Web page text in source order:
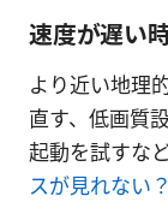
速度が遅い
より近い地理
直す、低画質
起動を試すな
スが見れない